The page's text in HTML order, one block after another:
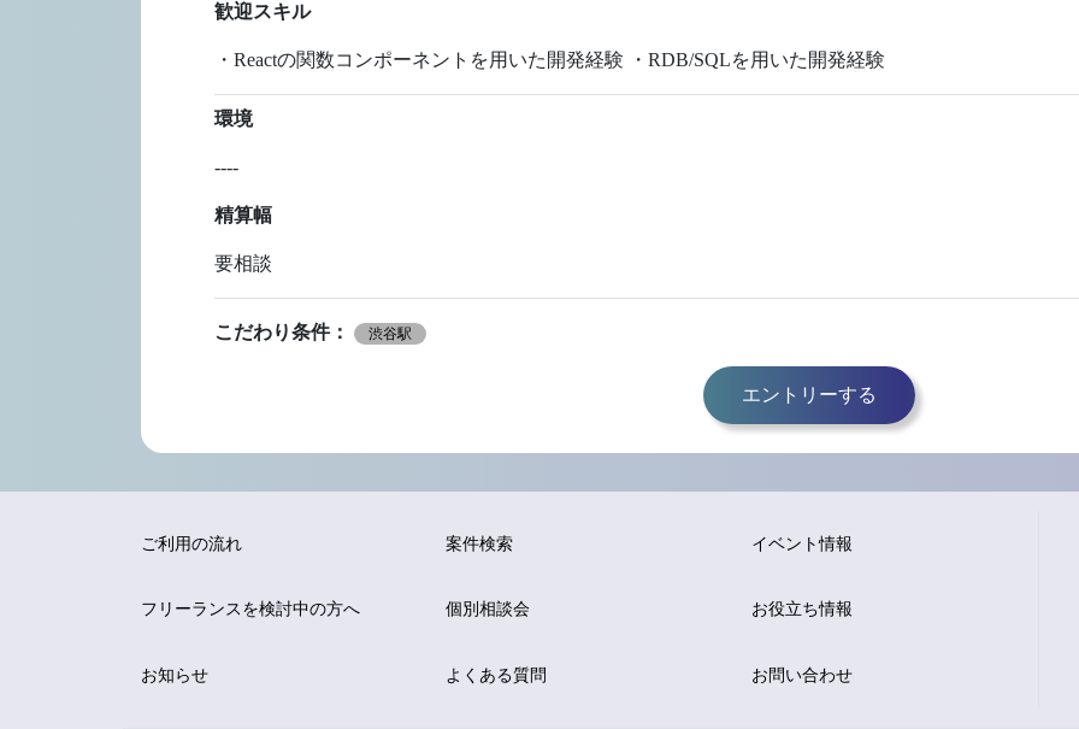
歓迎スキル
・Reactの関数コンポーネントを用いた開発経験 ・RDB/SQLを用いた開発経験
環境
----
精算幅
要相談
こだわり条件： 渋谷駅
エントリーする
ご利用の流れ 案件検索 イベント情報
フリーランスを検討中の方へ 個別相談会 お役立ち情報
お知らせ よくある質問 お問い合わせ